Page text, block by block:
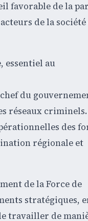
favorable de la
de la
essentiel au
du
réseaux
des
régionale et
de la Force de
stratégiques,
travailler de